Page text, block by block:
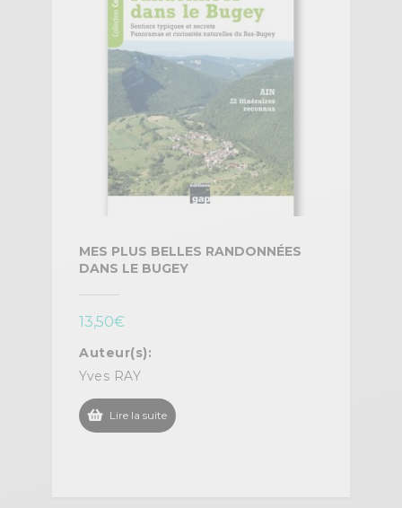
MES PLUS BELLES RANDONNÉES
DANS LE BUGEY
13,50€
Auteur(s):
Yves RAY
Lire la suite